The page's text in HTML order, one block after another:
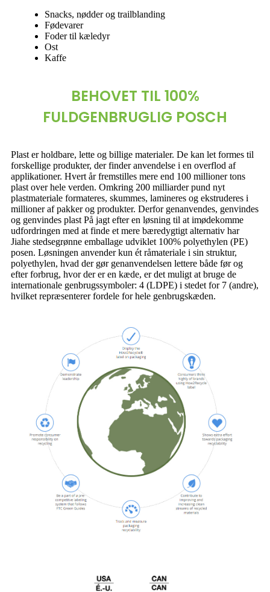
Snacks, nødder og trailblanding
Fødevarer
Foder til kæledyr
Ost
Kaffe
BEHOVET TIL 100%
FULDGENBRUGLIG POSCH
Plast er holdbare, lette og billige materialer. De kan let formes til
forskellige produkter, der finder anvendelse i en overflod af
applikationer. Hvert år fremstilles mere end 100 millioner tons
plast over hele verden. Omkring 200 milliarder pund nyt
plastmateriale formateres, skummes, lamineres og ekstruderes i
millioner af pakker og produkter. Derfor genanvendes, genvindes
og genvindes plast På jagt efter en løsning til at imødekomme
udfordringen med at finde et mere bæredygtigt alternativ har
Jiahe stedsegrønne emballage udviklet 100% polyethylen (PE)
posen. Løsningen anvender kun ét råmateriale i sin struktur,
polyethylen, hvad der gør genanvendelsen lettere både før og
efter forbrug, hvor der er en kæde, er det muligt at bruge de
internationale genbrugssymboler: 4 (LDPE) i stedet for 7 (andre),
hvilket repræsenterer fordele for hele genbrugskæden.